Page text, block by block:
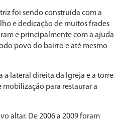
foi sendo construída com a
e dedicação de muitos frades
e principalmente com a ajuda
povo do bairro e até mesmo
lateral direita da Igreja e a torre
mobilização para restaurar a
altar. De 2006 a 2009 foram